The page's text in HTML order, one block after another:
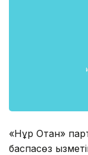
«Нұр Отан»
баспасөз